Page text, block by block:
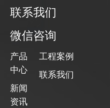
联系我们
微信咨询
产品
中心
新闻
资讯
工程案例
联系我们